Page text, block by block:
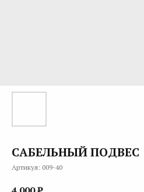
САБЕЛЬНЫЙ ПОДВЕС
Артикул: 009-40